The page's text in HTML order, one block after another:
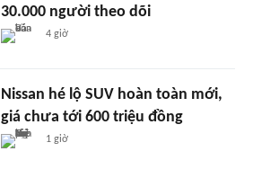
30.000 người theo dõi
4 giờ
Nissan hé lộ SUV hoàn toàn mới,
giá chưa tới 600 triệu đồng
1 giờ